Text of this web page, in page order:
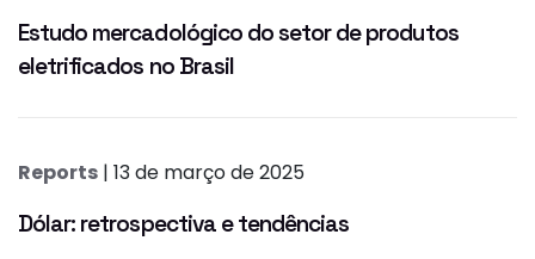
Estudo mercadológico do setor de produtos
eletrificados no Brasil
Reports | 13 de março de 2025
Dólar: retrospectiva e tendências